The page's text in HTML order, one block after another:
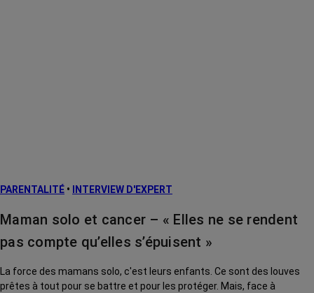
PARENTALITÉ • INTERVIEW D'EXPERT
Maman solo et cancer – « Elles ne se rendent
pas compte qu’elles s’épuisent »
La force des mamans solo, c'est leurs enfants. Ce sont des louves
prêtes à tout pour se battre et pour les protéger. Mais, face à